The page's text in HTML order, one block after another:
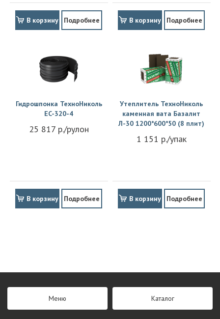
В корзину Подробнее В корзину Подробнее
Гидрошпонка ТехноНиколь
EC-320-4
25 817 р./рулон
В корзину Подробнее
Утеплитель ТехноНиколь
каменная вата Базалит
Л-30 1200*600*50 (8 плит)
1 151 р./упак
В корзину Подробнее
Меню Каталог